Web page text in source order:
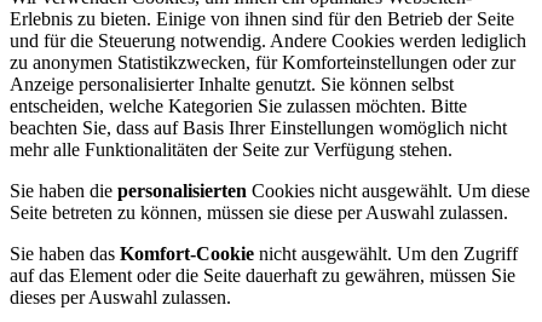
Erlebnis zu bieten. Einige von ihnen sind für den Betrieb der Seite
und für die Steuerung notwendig. Andere Cookies werden lediglich
zu anonymen Statistikzwecken, für Komforteinstellungen oder zur
Anzeige personalisierter Inhalte genutzt. Sie können selbst
entscheiden, welche Kategorien Sie zulassen möchten. Bitte
beachten Sie, dass auf Basis Ihrer Einstellungen womöglich nicht
mehr alle Funktionalitäten der Seite zur Verfügung stehen.
Sie haben die personalisierten Cookies nicht ausgewählt. Um diese
Seite betreten zu können, müssen sie diese per Auswahl zulassen.
Sie haben das Komfort-Cookie nicht ausgewählt. Um den Zugriff
auf das Element oder die Seite dauerhaft zu gewähren, müssen Sie
dieses per Auswahl zulassen.